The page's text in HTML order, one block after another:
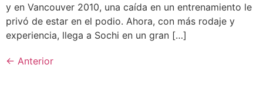
y en Vancouver 2010, una caída en un entrenamiento le
privó de estar en el podio. Ahora, con más rodaje y
experiencia, llega a Sochi en un gran […]
← Anterior